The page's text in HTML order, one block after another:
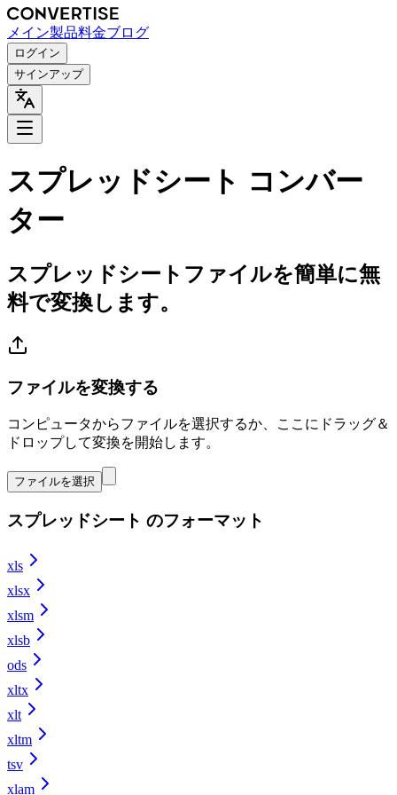
メイン製品料金ブログ
ログイン
サインアップ
スプレッドシート コンバー
ター
スプレッドシートファイルを簡単に無
料で変換します。
ファイルを変換する
コンピュータからファイルを選択するか、ここにドラッグ＆
ドロップして変換を開始します。
ファイルを選択
スプレッドシート のフォーマット
xls
xlsx
xlsm
xlsb
ods
xltx
xlt
xltm
tsv
xlam